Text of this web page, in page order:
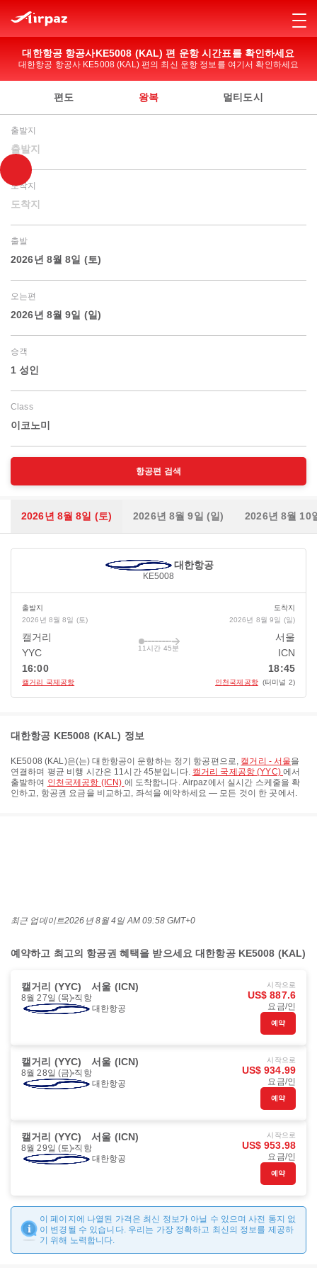
대한항공 항공사KE5008 (KAL) 편 운항 시간표를 확인하세요
대한항공 항공사 KE5008 (KAL) 편의 최신 운항 정보를 여기서 확인하세요
편도 왕복 멀티도시
출발지
출발지
도착지
도착지
출발
2026년 8월 8일 (토)
오는편
2026년 8월 9일 (일)
승객
1 성인
Class
이코노미
항공편 검색
2026년 8월 8일 (토) 2026년 8월 9일 (일) 2026년 8월 10
대한항공
KE5008
출발지
2026년 8월 8일 (토)
캘거리
YYC
16:00
캘거리 국제공항
11시간 45분
도착지
2026년 8월 9일 (일)
서울
ICN
18:45
인천국제공항 (터미널 2)
대한항공 KE5008 (KAL) 정보
KE5008 (KAL)은(는)대한항공이 운항하는 정기 항공편으로, 캘거리 - 서울을
연결하며 평균 비행 시간은 11시간 45분입니다. 캘거리 국제공항 (YYC)에서
출발하여 인천국제공항 (ICN) 에 도착합니다. Airpaz에서 실시간 스케줄을 확
인하고, 항공권 요금을 비교하고, 좌석을 예약하세요 — 모든 것이 한 곳에서.
최근 업데이트2026년 8월 4일 AM 09:58 GMT+0
예약하고 최고의 항공권 혜택을 받으세요 대한항공 KE5008 (KAL)
캘거리 (YYC) 서울 (ICN)
8월 27일 (목) 직항
대한항공
시작으로
US$ 887.6
요금/인
예약
캘거리 (YYC) 서울 (ICN)
8월 28일 (금) 직항
대한항공
시작으로
US$ 934.99
요금/인
예약
캘거리 (YYC) 서울 (ICN)
8월 29일 (토) 직항
대한항공
시작으로
US$ 953.98
요금/인
예약
이 페이지에 나열된 가격은 최신 정보가 아닐 수 있으며 사전 통지 없
이 변경될 수 있습니다. 우리는 가장 정확하고 최신의 정보를 제공하
기 위해 노력합니다.